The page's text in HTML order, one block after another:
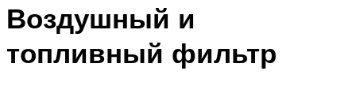
Воздушный и
топливный фильтр